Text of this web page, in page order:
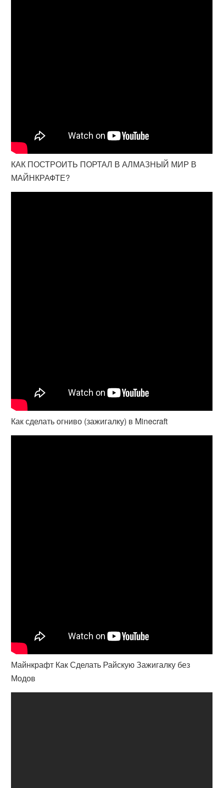
КАК ПОСТРОИТЬ ПОРТАЛ В АЛМАЗНЫЙ МИР В
МАЙНКРАФТЕ?
Как сделать огниво (зажигалку) в Minecraft
Майнкрафт Как Сделать Райскую Зажигалку без
Модов